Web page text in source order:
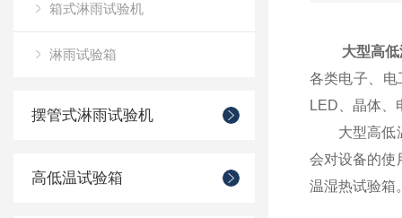
箱式淋雨试验机
淋雨试验箱
摆管式淋雨试验机
高低温试验箱
大型高
各类电子、
LED、晶体、
大型高低温
会对设备的使
温湿热试验箱